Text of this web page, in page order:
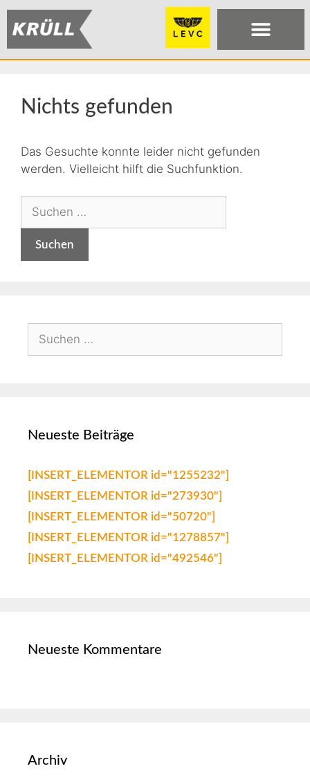
Nichts gefunden
Das Gesuchte konnte leider nicht gefunden
werden. Vielleicht hilft die Suchfunktion.
Neueste Beiträge
[INSERT_ELEMENTOR id="1255232"]
[INSERT_ELEMENTOR id="273930"]
[INSERT_ELEMENTOR id="50720"]
[INSERT_ELEMENTOR id="1278857"]
[INSERT_ELEMENTOR id="492546"]
Neueste Kommentare
Archiv